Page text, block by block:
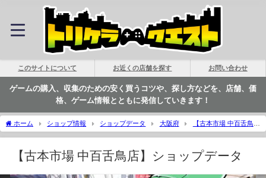
このサイトについて お近くの店舗を探す お問い合わせ
ゲームの購入、収集のための安く買うコツや、探し方などを、店舗、価
格、ゲーム情報とともに発信していきます！
ホーム ショップ情報 ショップデータ 大阪府
【古本市場 中百舌鳥
店】ショップデータ | トリケラクエスト
【古本市場 中百舌鳥店】ショップデータ